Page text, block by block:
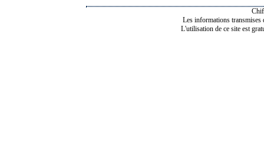
Les informations transmises
L'utilisation de ce site est